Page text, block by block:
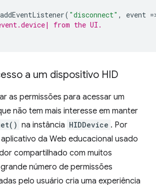
addEventListener( "disconnect" , event =
from the UI.
a um dispositivo HID
as permissões para acessar um
não tem mais interesse em manter
na instância HIDDevice . Por
da Web educacional usado
compartilhado com muitos
número de permissões
pelo usuário cria uma experiência